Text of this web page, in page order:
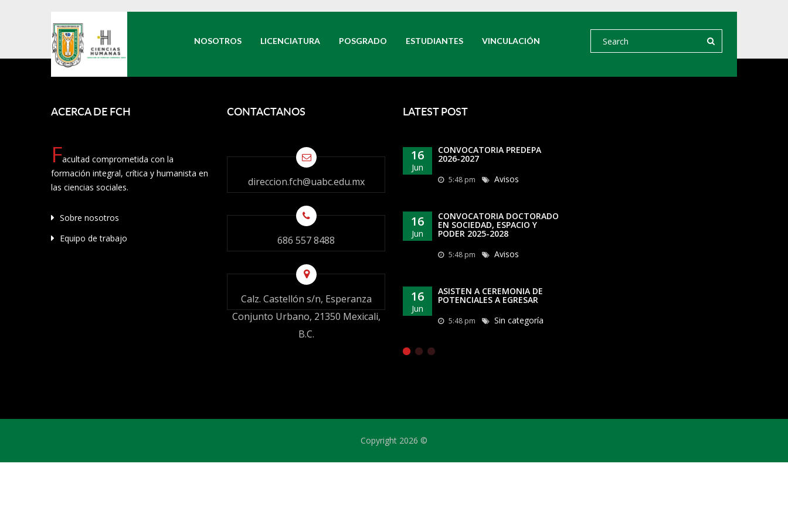
NOSOTROS LICENCIATURA POSGRADO ESTUDIANTES VINCULACIÓN
ACERCA DE FCH
Facultad comprometida con la
formación integral, crítica y humanista en
las ciencias sociales.
Sobre nosotros
Equipo de trabajo
CONTACTANOS
direccion.fch@uabc.edu.mx
686 557 8488
Calz. Castellón s/n, Esperanza
Conjunto Urbano, 21350 Mexicali,
B.C.
LATEST POST
16
Jun
CONVOCATORIA PREDEPA
2026-2027
5:48 pm Avisos
16
Jun
CONVOCATORIA DOCTORADO
EN SOCIEDAD, ESPACIO Y
PODER 2025-2028
5:48 pm Avisos
16
Jun
ASISTEN A CEREMONIA DE
POTENCIALES A EGRESAR
5:48 pm Sin categoría
Copyright 2026 ©